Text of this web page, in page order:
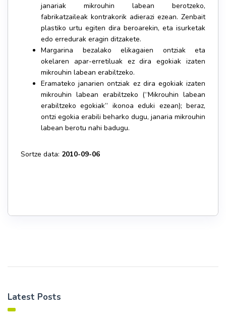
janariak mikrouhin labean berotzeko,
fabrikatzaileak kontrakorik adierazi ezean. Zenbait
plastiko urtu egiten dira beroarekin, eta isurketak
edo erredurak eragin ditzakete.
Margarina bezalako elikagaien ontziak eta
okelaren apar-erretiluak ez dira egokiak izaten
mikrouhin labean erabiltzeko.
Eramateko janarien ontziak ez dira egokiak izaten
mikrouhin labean erabiltzeko (“Mikrouhin labean
erabiltzeko egokiak” ikonoa eduki ezean); beraz,
ontzi egokia erabili beharko dugu, janaria mikrouhin
labean berotu nahi badugu.
Sortze data: 2010-09-06
Latest Posts